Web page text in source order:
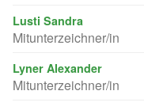
Lusti Sandra
Mitunterzeichner/in
Lyner Alexander
Mitunterzeichner/in